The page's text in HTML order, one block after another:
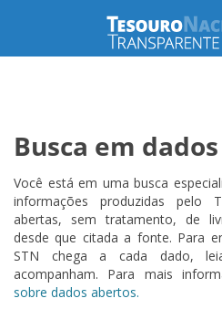
Busca em
Você está em uma busca
informações produzidas pelo
abertas, sem tratamento, de
desde que citada a fonte. Para
STN chega a cada dado,
acompanham. Para mais
sobre dados abertos.